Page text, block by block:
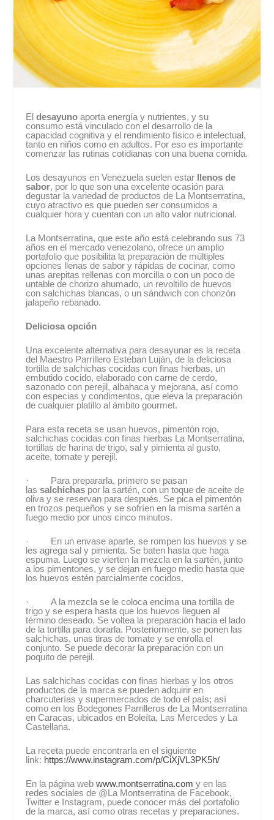
Eldesayunoaporta energía y nutrientes, y su
consumo está vinculado con el desarrollo de la
capacidad cognitiva y el rendimiento físico e intelectual,
tanto en niños como en adultos. Por eso es importante
comenzar las rutinas cotidianas con una buena comida.
Los desayunos en Venezuela suelen estar llenos de
sabor, por lo que son una excelente ocasión para
degustar la variedad de productos de La Montserratina,
cuyo atractivo es que pueden ser consumidos a
cualquier hora y cuentan con un alto valor nutricional.
La Montserratina, que este año está celebrando sus 73
años en el mercado venezolano, ofrece un amplio
portafolio que posibilita la preparación de múltiples
opciones llenas de sabor y rápidas de cocinar, como
unas arepitas rellenas con morcilla o con un poco de
untable de chorizo ahumado, un revoltillo de huevos
con salchichas blancas, o un sándwich con chorizón
jalapeño rebanado.
Deliciosa opción
Una excelente alternativa para desayunar es la receta
del Maestro Parrillero Esteban Luján, de la deliciosa
tortilla de salchichas cocidas con finas hierbas, un
embutido cocido, elaborado con carne de cerdo,
sazonado con perejil, albahaca y mejorana, así como
con especias y condimentos, que eleva la preparación
de cualquier platillo al ámbito gourmet.
Para esta receta se usan huevos, pimentón rojo,
salchichas cocidas con finas hierbas La Montserratina,
tortillas de harina de trigo, sal y pimienta al gusto,
aceite, tomate y perejil.
· Para prepararla, primero se pasan
lassalchichas por la sartén, con un toque de aceite de
oliva y se reservan para después. Se pica el pimentón
en trozos pequeños y se sofríen en la misma sartén a
fuego medio por unos cinco minutos.
· En un envase aparte, se rompen los huevos y se
les agrega sal y pimienta. Se baten hasta que haga
espuma. Luego se vierten la mezcla en la sartén, junto
a los pimentones, y se dejan en fuego medio hasta que
los huevos estén parcialmente cocidos.
· A la mezcla se le coloca encima una tortilla de
trigo y se espera hasta que los huevos lleguen al
término deseado. Se voltea la preparación hacia el lado
de la tortilla para dorarla. Posteriormente, se ponen las
salchichas, unas tiras de tomate y se enrolla el
conjunto. Se puede decorar la preparación con un
poquito de perejil.
Las salchichas cocidas con finas hierbas y los otros
productos de la marca se pueden adquirir en
charcuterías y supermercados de todo el país; así
como en los Bodegones Parrilleros de La Montserratina
en Caracas, ubicados en Boleíta, Las Mercedes y La
Castellana.
La receta puede encontrarla en el siguiente
link: https://www.instagram.com/p/CiXjVL3PK5h/
En la página webwww.montserratina.com y en las
redes sociales de @La Montserratina de Facebook,
Twitter e Instagram, puede conocer más del portafolio
de la marca, así como otras recetas y preparaciones.